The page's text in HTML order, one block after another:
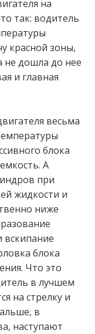
на
так: водитель
красной зоны,
не дошла до нее
и главная
весьма
блока
А
при
жидкости и
ниже
вскипание
блока
Что это
в лучшем
на стрелку и
в
наступают